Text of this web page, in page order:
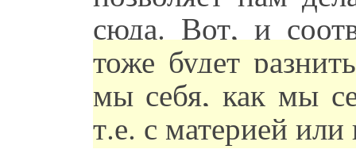
сюда. Вот, и
тоже будет
мы себя, как мы
т.е. с материей или